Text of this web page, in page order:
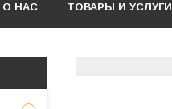
О НАС ТОВАРЫ И УСЛУГИ